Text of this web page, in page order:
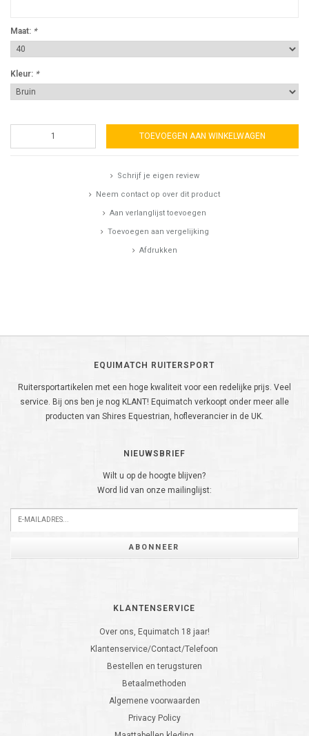
Maat: *
Kleur: *
TOEVOEGEN AAN WINKELWAGEN
Schrijf je eigen review
Neem contact op over dit product
Aan verlanglijst toevoegen
Toevoegen aan vergelijking
Afdrukken
EQUIMATCH RUITERSPORT
Ruitersportartikelen met een hoge kwaliteit voor een redelijke prijs. Veel
service. Bij ons ben je nog KLANT! Equimatch verkoopt onder meer alle
producten van Shires Equestrian, hofleverancier in de UK.
NIEUWSBRIEF
Wilt u op de hoogte blijven?
Word lid van onze mailinglijst:
ABONNEER
KLANTENSERVICE
Over ons, Equimatch 18 jaar!
Klantenservice/Contact/Telefoon
Bestellen en terugsturen
Betaalmethoden
Algemene voorwaarden
Privacy Policy